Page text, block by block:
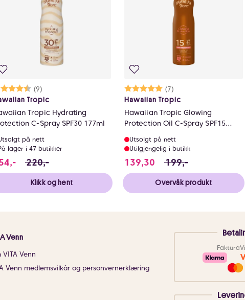
du sparer 59.69999999999999 NOK
Karakter:
(9)
4.7 av 5 mulige
Tropic
Tropic Hydrating
C-Spray SPF30 177ml
på nett
lager i 47 butikker
154 i stedet for 220 NOK, du sparer 66 NOK
220,-
Klikk og hent
Karakter:
(7)
5.0 av 5 mulige
Hawaiian Tropic
Hawaiian Tropic Glowing
Protection Oil C-Spray SPF15
Utsolgt på nett
Utilgjengelig i butikk
139,30 139.3 i stedet for
199,-
Overvåk produkt
Venn
VITA Venn
Venn medlemsvilkår og personvernerklæring
Faktura